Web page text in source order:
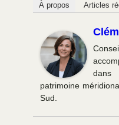
À propos Articles
patrimoine
Sud.